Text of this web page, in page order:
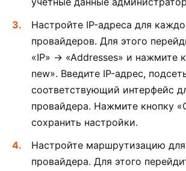
Настройте IP-адреса для
провайдеров. Для этого
«IP» -> «Addresses» и нажмите
new». Введите IP-адрес,
соответствующий интерфейс
провайдера. Нажмите кнопку
сохранить настройки.
Настройте маршрутизацию
провайдера. Для этого